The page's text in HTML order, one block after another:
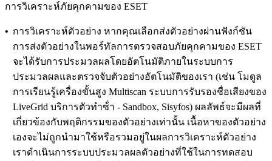
การวิเคราะห์ภัยคุกคามของ ESET
• การวิเคราะห์ตัวอย่าง หากคุณเลือกส่งตัวอย่างผ่านฟังก์ชัน
การส่งตัวอย่างในพอร์ทัลการตรวจสอบภัยคุกคามของ ESET
จะได้รับการประมวลผลโดยอัตโนมัติภายในระบบการ
ประมวลผลและตรวจจับตัวอย่างอัตโนมัติของเรา (เช่น โมดูล
การเรียนรู้เครื่องขั้นสูง Multiscan ระบบการรับรองชื่อเสียงของ
LiveGrid บริการตัวทําซ้ํา - Sandbox, Sisyfos) ผลลัพธ์จะมีผลที่
เกี่ยวข้องกับพฤติกรรมของตัวอย่างเท่านั้น เนื้อหาของตัวอย่าง
เองจะไม่ถูกนํามาใช้หรือรวมอยู่ในผลการวิเคราะห์ตัวอย่าง
เราดําเนินการระบบประมวลผลตัวอย่างที่ใช้ในการทดสอบ